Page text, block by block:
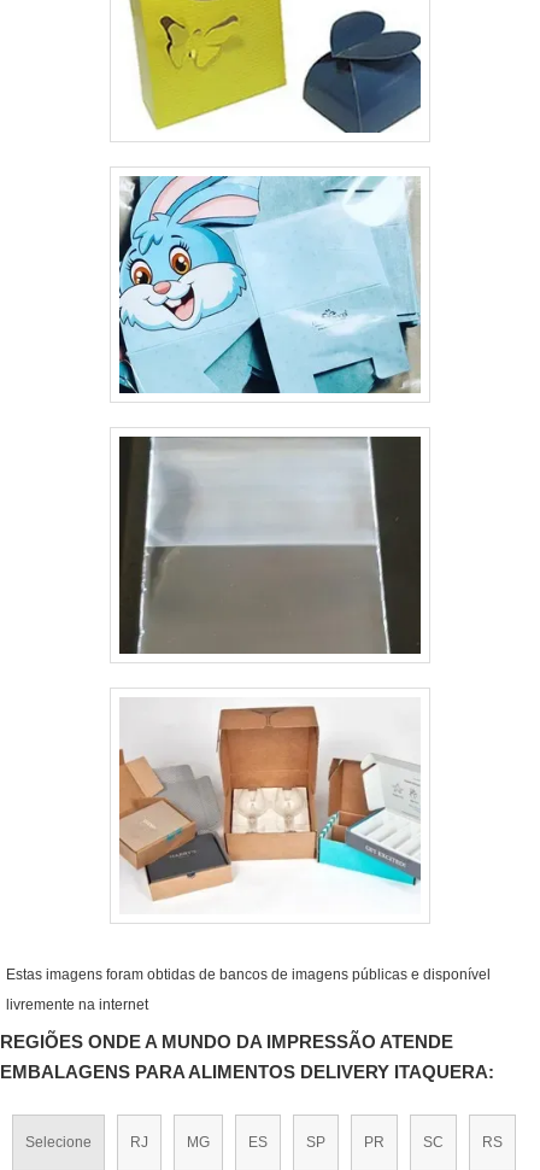
Estas imagens foram obtidas de bancos de imagens públicas e disponível
livremente na internet
REGIÕES ONDE A MUNDO DA IMPRESSÃO ATENDE
EMBALAGENS PARA ALIMENTOS DELIVERY ITAQUERA:
Selecione RJ MG ES SP PR SC RS